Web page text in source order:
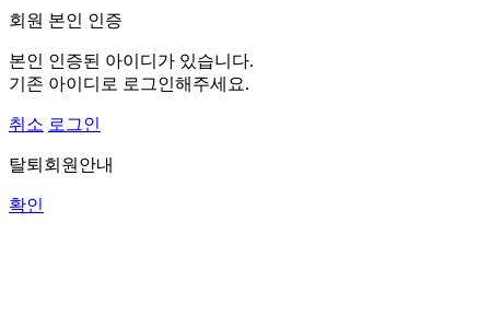
회원 본인 인증
본인 인증된 아이디가 있습니다.
기존 아이디로 로그인해주세요.
취소 로그인
탈퇴회원안내
확인